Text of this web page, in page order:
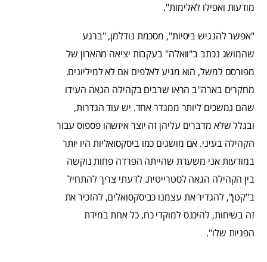
מודעות ואפילו לאלימות".
"אפשר להנגיש ביסיות", מסכמת נודלמן, "ברגע
שהמושג נכתב ב"וואלה" בעקבות יציאה מהארון של
מפורסם למשל, הוא מגיע לאלפים אם לא למיליונים.
מחקרים בארה"ב הראו שרבים בקהילה הגאה העידו
שהם נמשכים ליותר ממגדר אחד. יש עוד הגדרות,
ובגלל שלא מדברים עליהן זה יוצר איזשהו פספוס עבור
הקהילה בעיני. אם מושגים כמו ביסקסואליות היו יותר
במודעות אני משערת שהייתה הפרדה פחות נוקשה
בין הקהילה הגאה לסטרייטית. לדעתי צריך להתחיל
ב"קטן", להגדיר את עצמנו כביסקסואלים, להזכיר את
זה בשיחות, להיכנס למוקדי כח, כל אחת במידת
הפניות שלו".